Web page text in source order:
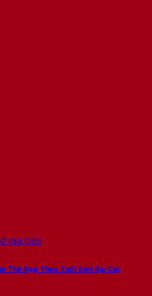
Thờ Đẹp Theo Tuổi Sinh Đại Cát